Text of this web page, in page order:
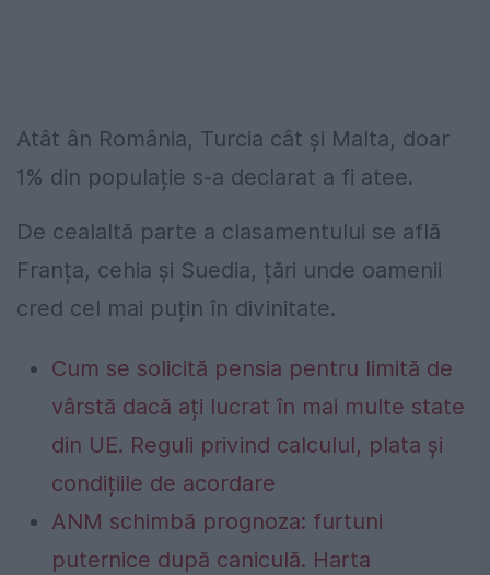
Atât ân România, Turcia cât și Malta, doar
1% din populație s-a declarat a fi atee.
De cealaltă parte a clasamentului se află
Franța, cehia și Suedia, țări unde oamenii
cred cel mai puțin în divinitate.
Cum se solicită pensia pentru limită de
vârstă dacă ați lucrat în mai multe state
din UE. Reguli privind calculul, plata și
condițiile de acordare
ANM schimbă prognoza: furtuni
puternice după caniculă. Harta